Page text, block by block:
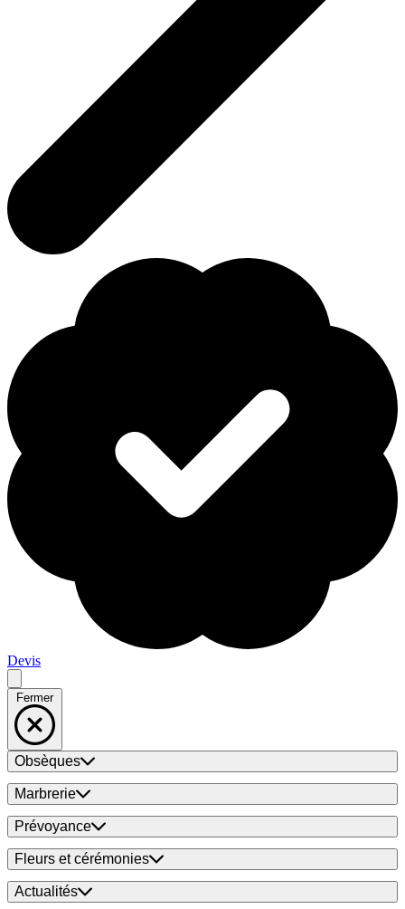
Devis
Fermer
Obsèques
Marbrerie
Prévoyance
Fleurs et cérémonies
Actualités